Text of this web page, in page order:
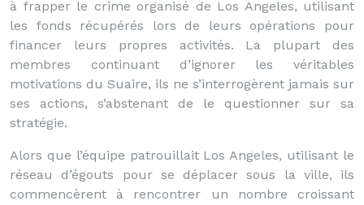
à frapper le crime organisé de Los Angeles, utilisant
les fonds récupérés lors de leurs opérations pour
financer leurs propres activités. La plupart des
membres continuant d’ignorer les véritables
motivations du Suaire, ils ne s’interrogèrent jamais sur
ses actions, s’abstenant de le questionner sur sa
stratégie.
Alors que l’équipe patrouillait Los Angeles, utilisant le
réseau d’égouts pour se déplacer sous la ville, ils
commencèrent à rencontrer un nombre croissant